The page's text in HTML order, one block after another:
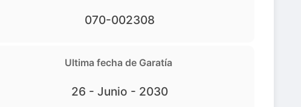
070-002308
Ultima fecha de Garatía
26 - Junio - 2030